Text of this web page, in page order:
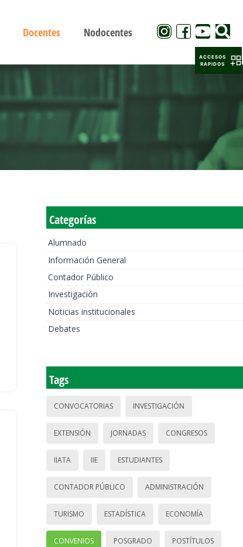
Docentes Nodocentes
Categorías
Alumnado
Información General
Contador Público
Investigación
Noticias institucionales
Debates
Tags
CONVOCATORIAS INVESTIGACIÓN
EXTENSIÓN JORNADAS CONGRESOS
IIATA IIE ESTUDIANTES
CONTADOR PÚBLICO ADMINISTRACIÓN
TURISMO ESTADÍSTICA ECONOMÍA
CONVENIOS POSGRADO POSTÍTULOS
ACCESOS
RAPIDOS